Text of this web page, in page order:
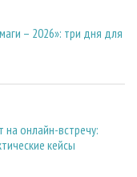
– 2026»: три дня для
онлайн-встречу:
кейсы